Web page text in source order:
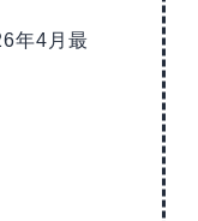
年4月最